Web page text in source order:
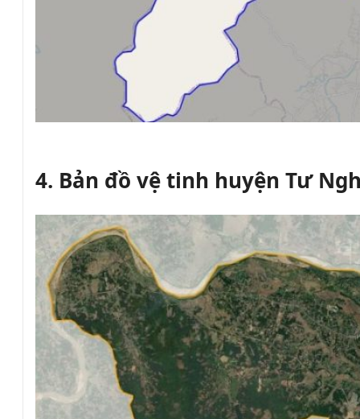
4. Bản đồ vệ tinh huyện Tư